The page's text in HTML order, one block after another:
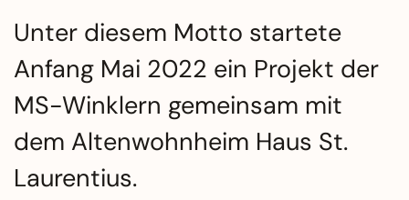
Unter diesem Motto startete
Anfang Mai 2022 ein Projekt der
MS-Winklern gemeinsam mit
dem Altenwohnheim Haus St.
Laurentius.